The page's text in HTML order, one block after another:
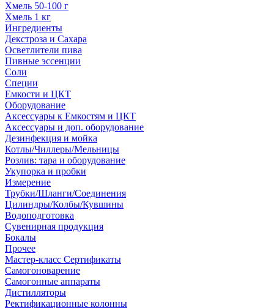
Хмель 50-100 г
Хмель 1 кг
Ингредиенты
Декстроза и Сахара
Осветлители пива
Пивные эссенции
Соли
Специи
Емкости и ЦКТ
Оборудование
Аксессуары к Емкостям и ЦКТ
Аксессуары и доп. оборудование
Дезинфекция и мойка
Котлы/Чиллеры/Мельницы
Розлив: тара и оборудование
Укупорка и пробки
Измерение
Трубки/Шланги/Соединения
Цилиндры/Колбы/Кувшины
Водоподготовка
Сувенирная продукция
Бокалы
Прочее
Мастер-класс Сертификаты
Самогоноварение
Самогонные аппараты
Дистилляторы
Ректификационные колонны